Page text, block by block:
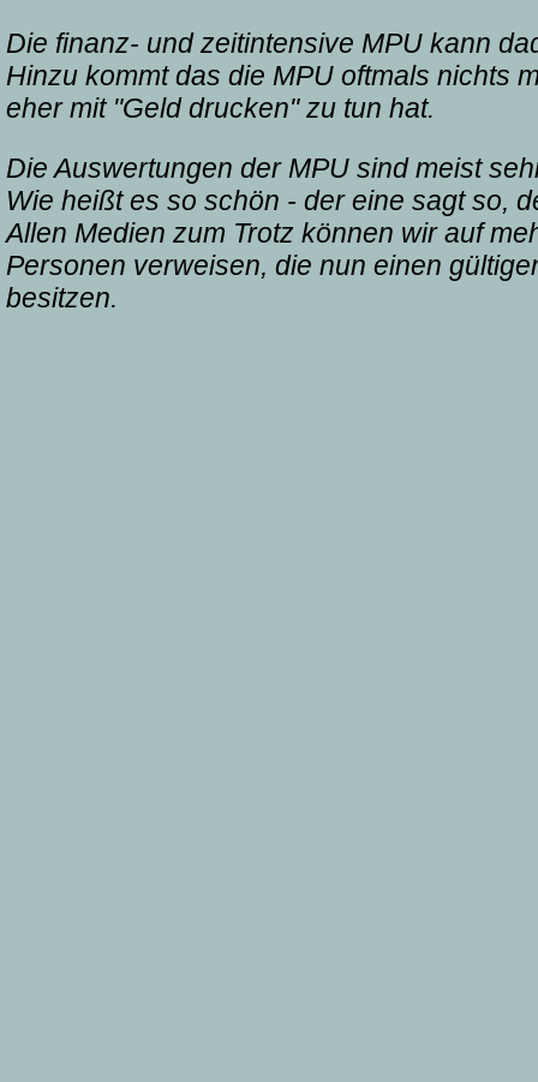
Die finanz- und zeitintensive MPU kann
Hinzu kommt das die MPU oftmals nichts
eher mit "Geld drucken" zu tun hat.
Die Auswertungen der MPU sind meist
Wie heißt es so schön - der eine sagt so,
Allen Medien zum Trotz können wir auf
Personen verweisen, die nun einen
besitzen.